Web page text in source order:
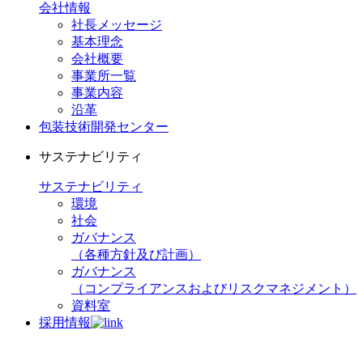
会社情報
社長メッセージ
基本理念
会社概要
事業所一覧
事業内容
沿革
包装技術開発センター
サステナビリティ
サステナビリティ
環境
社会
ガバナンス
（各種方針及び計画）
ガバナンス
（コンプライアンスおよびリスクマネジメント）
資料室
採用情報